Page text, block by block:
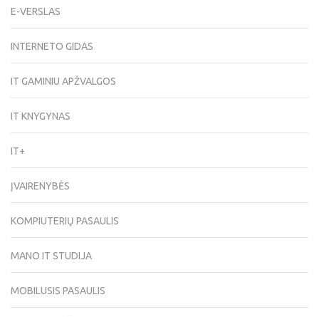
E-VERSLAS
INTERNETO GIDAS
IT GAMINIU APŽVALGOS
IT KNYGYNAS
IT+
ĮVAIRENYBĖS
KOMPIUTERIŲ PASAULIS
MANO IT STUDIJA
MOBILUSIS PASAULIS